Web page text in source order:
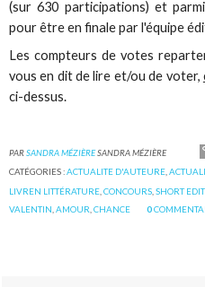
(sur 630 participations) et
pour être en finale par l'équipe
Les compteurs de votes
vous en dit de lire et/ou de voter,
ci-dessus.
PARSANDRA MÉZIÈRESANDRA MÉZIÈRE
CATÉGORIES :ACTUALITE D'AUTEURE ,
LIVREN LITTÉRATURE ,CONCOURS ,SHORT
VALENTIN ,AMOUR ,CHANCE 0